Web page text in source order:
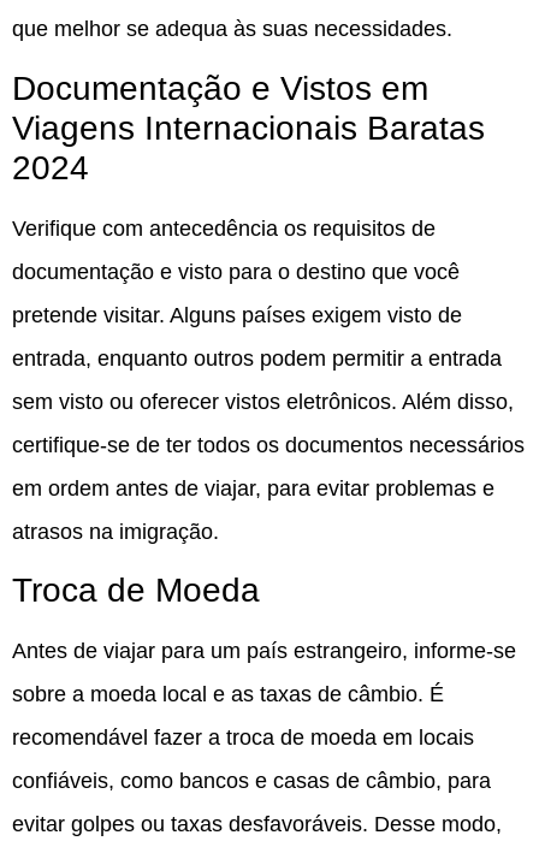
que melhor se adequa às suas necessidades.
Documentação e Vistos em
Viagens Internacionais Baratas
2024
Verifique com antecedência os requisitos de
documentação e visto para o destino que você
pretende visitar. Alguns países exigem visto de
entrada, enquanto outros podem permitir a entrada
sem visto ou oferecer vistos eletrônicos. Além disso,
certifique-se de ter todos os documentos necessários
em ordem antes de viajar, para evitar problemas e
atrasos na imigração.
Troca de Moeda
Antes de viajar para um país estrangeiro, informe-se
sobre a moeda local e as taxas de câmbio. É
recomendável fazer a troca de moeda em locais
confiáveis, como bancos e casas de câmbio, para
evitar golpes ou taxas desfavoráveis. Desse modo,